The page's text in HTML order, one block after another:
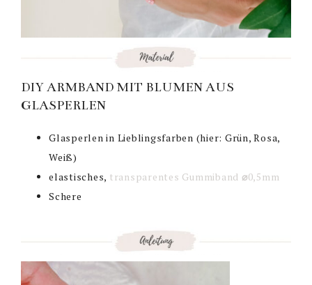
DIY ARMBAND MIT BLUMEN AUS
GLASPERLEN
Glasperlen in Lieblingsfarben (hier: Grün, Rosa,
Weiß)
elastisches, transparentes Gummiband ⌀0,5mm
Schere